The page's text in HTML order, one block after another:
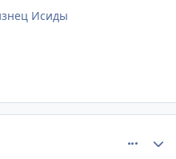
Исиды